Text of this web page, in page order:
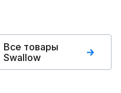
Все товары
Swallow